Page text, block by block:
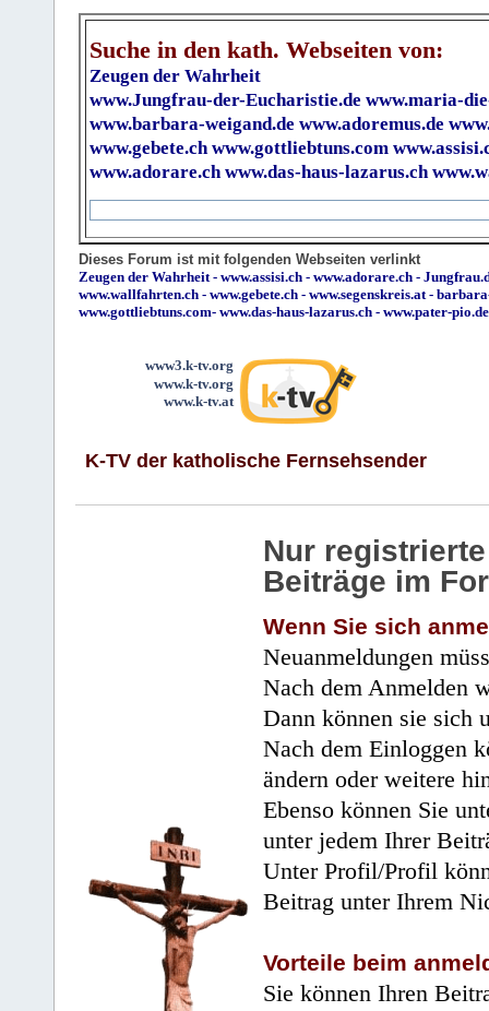
Suche in den kath. Webseiten von:
Zeugen der Wahrheit
www.Jungfrau-der-Eucharistie.de www.maria-
www.barbara-weigand.de www.adoremus.de
www.gebete.ch www.gottliebtuns.com
www.adorare.ch www.das-haus-lazarus.ch
Dieses Forum ist mit folgenden Webseiten verlinkt
Zeugen der Wahrheit- www.assisi.ch - www.adorare.ch -
www.wallfahrten.ch - www.gebete.ch - www.segenskreis.at-
www.gottliebtuns.com- www.das-haus-lazarus.ch - www.pater-pio.de
www3.k-tv.org
www.k-tv.org
www.k-tv.at
K-TV der katholische Fernsehsender
Nur
Beiträge im
Wenn Sie sich
Neuanmeldungen
Nach dem Anmelden
Dann können sie sich
Nach dem Einloggen
ändern oder weitere
Ebenso können Sie
unter jedem Ihrer
Unter Profil/Profil
Beitrag unter Ihrem
Vorteile beim
Sie können Ihren